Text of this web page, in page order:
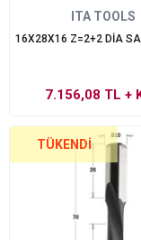
ITA TOOLS
16X28X16 Z=2+2 DİA
7.156,08 TL +
TÜKENDI